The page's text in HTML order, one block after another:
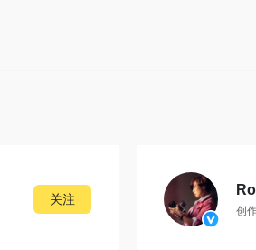
关注
创